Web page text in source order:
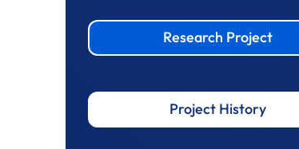
Research Project
Project History